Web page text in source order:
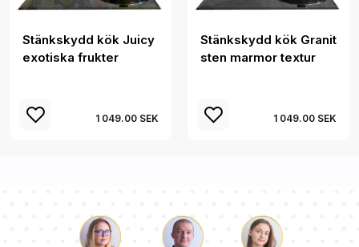
Stänkskydd kök Juicy
exotiska frukter
1 049.00 SEK
Stänkskydd kök Granit
sten marmor textur
1 049.00 SEK